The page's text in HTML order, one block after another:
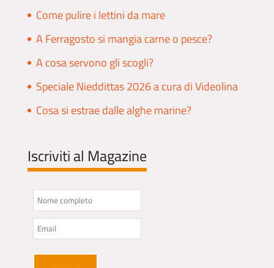
Come pulire i lettini da mare
A Ferragosto si mangia carne o pesce?
A cosa servono gli scogli?
Speciale Nieddittas 2026 a cura di Videolina
Cosa si estrae dalle alghe marine?
Iscriviti al Magazine